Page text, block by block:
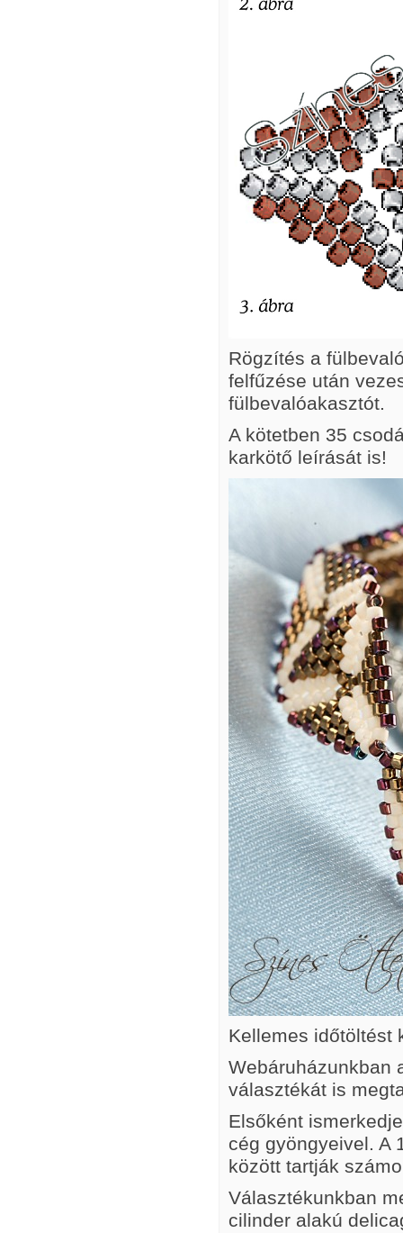
Rögzítés a
felfűzése után
fülbevalóakasztót.
A kötetben 35
karkötő leírását is!
Kellemes időtöltést
Webáruházunkban
választékát is
Elsőként
cég gyöngyeivel. A
között tartják
Választékunkban
cilinder alakú